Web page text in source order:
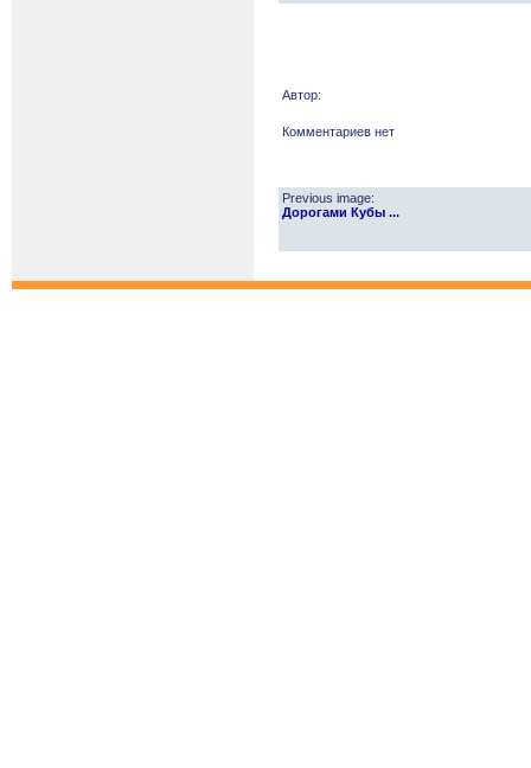
Автор:
Комментариев нет
Previous image:
Дорогами Кубы ...